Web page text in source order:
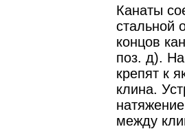
Канаты
стальной
концов
поз. д).
крепят к
клина.
между